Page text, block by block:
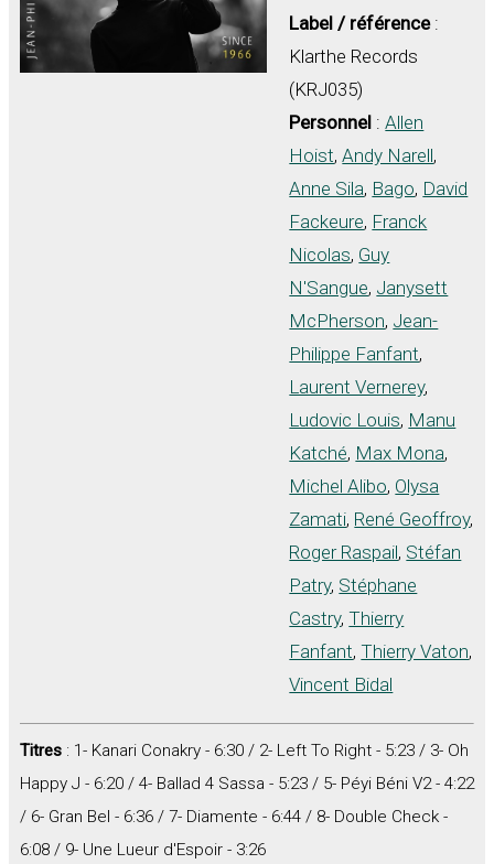
Label / référence:
Klarthe Records
(KRJ035)
Personnel :Allen
Hoist,Andy Narell,
Anne Sila, Bago, David
Fackeure, Franck
Nicolas, Guy
N'Sangue, Janysett
McPherson, Jean-
Philippe Fanfant,
Laurent Vernerey,
Ludovic Louis, Manu
Katché, Max Mona,
Michel Alibo, Olysa
Zamati, René Geoffroy,
Roger Raspail, Stéfan
Patry, Stéphane
Castry,Thierry
Fanfant,Thierry Vaton,
Vincent Bidal
Titres : 1- Kanari Conakry - 6:30 / 2- Left To Right - 5:23 / 3- Oh
Happy J - 6:20 / 4- Ballad 4 Sassa - 5:23 / 5- Péyi Béni V2 - 4:22
/ 6- Gran Bel - 6:36 / 7- Diamente - 6:44 / 8- Double Check -
6:08 / 9- Une Lueur d'Espoir - 3:26